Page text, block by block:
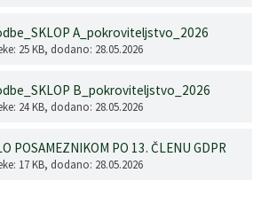
A_pokroviteljstvo_2026
25 KB, dodano: 28.05.2026
B_pokroviteljstvo_2026
24 KB, dodano: 28.05.2026
POSAMEZNIKOM PO 13. ČLENU GDPR
17 KB, dodano: 28.05.2026